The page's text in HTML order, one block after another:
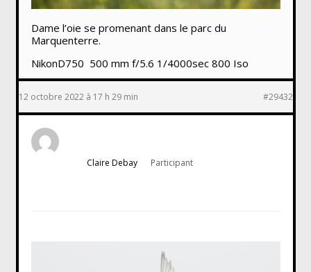
Dame l’oie se promenant dans le parc du
Marquenterre.
NikonD750 500 mm f/5.6 1/4000sec 800 Iso
12 octobre 2022 à 17 h 29 min #29432
Claire Debay Participant